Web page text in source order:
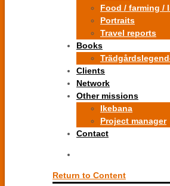
Food / farming /
Portraits
Travel reports
Books
Clients
Network
Other missions
Ikebana
Project manager
Contact
Return to Content